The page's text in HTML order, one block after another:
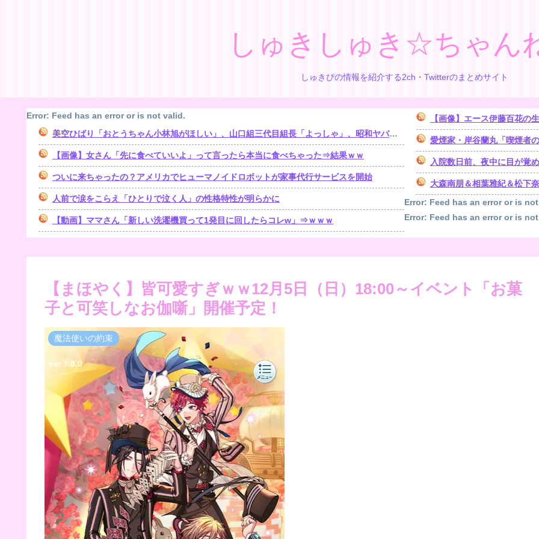
しゅきしゅき☆ちゃん
しゅきぴの情報を紹介する2ch・Twitterのまとめサイト
Error: Feed has an error or is not valid.
美空ひばり「おとうちゃん小林旭がほしい」、山口組三代目組長「よっしゃ」、昭和ヤバすぎ⇒！！！
【画像】女さん「先に食べていいよ」って言ったら本当に食べちゃった⇒結果ｗｗ
ついに来ちゃったの？アメリカでヒューマノイドロボットが家事代行サービスを開始
人前で涙をこらえ「ひとりで泣く人」の性格特性が明らかに
【動画】ママさん「新しい洗濯機買って1発目に回したらコレw」⇒ｗｗｗ
【画像】エース伊藤百花の
愛煙家・岸谷蘭丸「喫煙者
入院数日前、夜中に目が覚めたら体が動か
大森南朋＆相葉雅紀＆松下
Error: Feed has an error or is
Error: Feed has an error or is
【まほやく】皆可愛すぎｗｗ12月5日（日）18:00～イベント「お菓
子と可笑しなお伽噺」開催予定！
魔法使いの約束